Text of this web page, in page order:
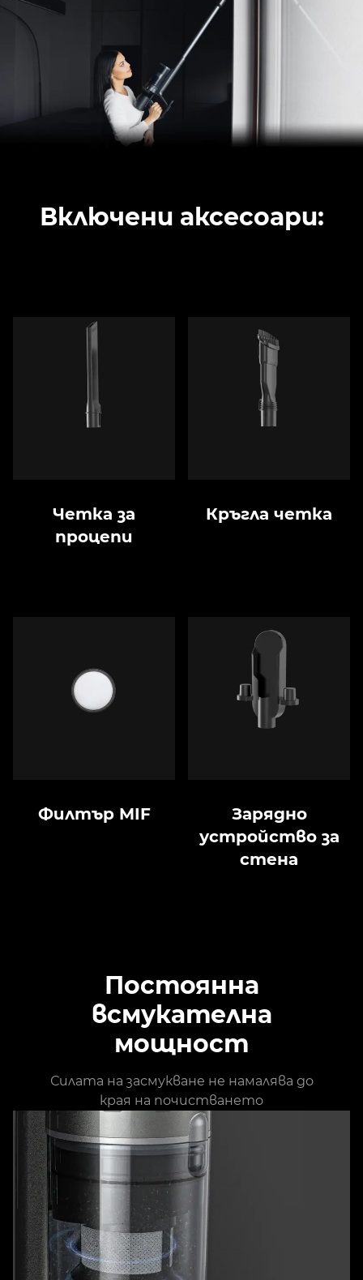
Включени аксесоари:
Четка за
процепи
Кръгла четка
Филтър MIF
Зарядно
устройство за
стена
Постоянна
всмукателна
мощност
Силата на засмукване не намалява до
края на почистването